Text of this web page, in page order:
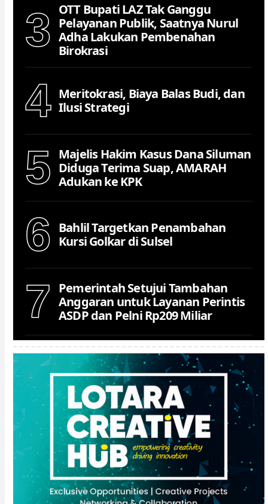
3
OTT Bupati LAZ Tak Ganggu
Pelayanan Publik, Saatnya Nurul
Adha Lakukan Pembenahan
Birokrasi
4
Meritokrasi, Biaya Balas Budi, dan
Ilusi Strategi
5
Majelis Hakim Kasus Dana Siluman
Diduga Terima Suap, AMARAH
Adukan ke KPK
6
Bahlil Targetkan Penambahan
Kursi Golkar di Sulsel
7
Pemerintah Setujui Tambahan
Anggaran untuk Layanan Perintis
ASDP dan Pelni Rp209 Miliar